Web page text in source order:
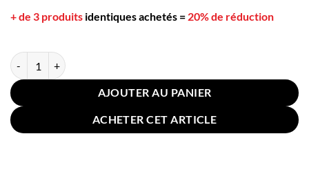
+ de 3 produits identiques achetés = 20% de réduction
quantité de 2 Taies D'oreiller Style Soie 50x70cm Noires
AJOUTER AU PANIER
ACHETER CET ARTICLE